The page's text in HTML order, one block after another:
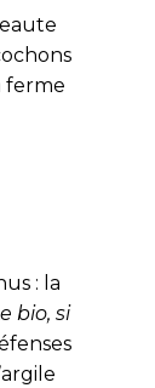
ferme
: la
e bio, si